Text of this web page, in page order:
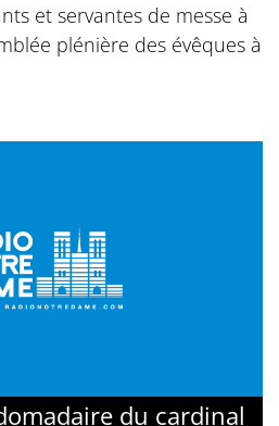
et servantes de messe à
plénière des évêques à
du cardinal